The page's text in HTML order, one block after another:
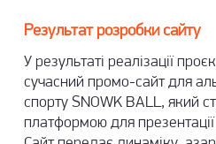
Результат розробки сайту
У результаті реалізації
сучасний промо-сайт для
спорту SNOWK BALL, який
платформою для презентації